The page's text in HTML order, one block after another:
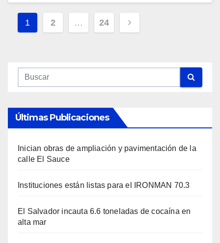
Navegación
De
1 2 … 24
Últimas Publicaciones
Inician obras de ampliación y pavimentación de la
calle El Sauce
Instituciones están listas para el IRONMAN 70.3
El Salvador incauta 6.6 toneladas de cocaína en
alta mar